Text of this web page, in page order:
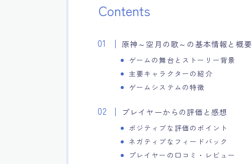
Contents
原神～空月の歌～の基本情報と概要
ゲームの舞台とストーリー背景
主要キャラクターの紹介
ゲームシステムの特徴
プレイヤーからの評価と感想
ポジティブな評価のポイント
ネガティブなフィードバック
プレイヤーの口コミ・レビュー